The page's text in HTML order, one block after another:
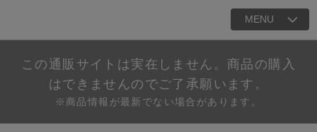
MENU
この通販サイトは実在しません。商品の購入
はできませんのでご了承願います。
※商品情報が最新でない場合があります。